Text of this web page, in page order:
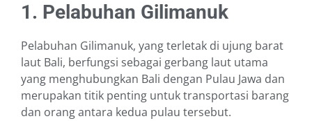
1. Pelabuhan Gilimanuk
Pelabuhan Gilimanuk, yang terletak di ujung barat
laut Bali, berfungsi sebagai gerbang laut utama
yang menghubungkan Bali dengan Pulau Jawa dan
merupakan titik penting untuk transportasi barang
dan orang antara kedua pulau tersebut.